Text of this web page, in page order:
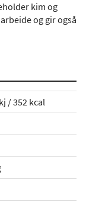
kim og
og gir også
/ 352 kcal